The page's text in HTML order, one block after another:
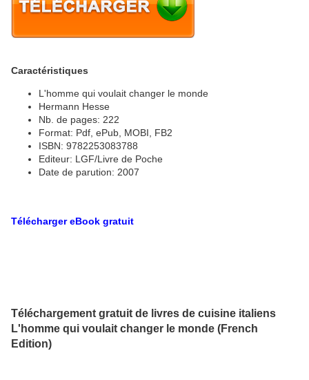
Caractéristiques
L'homme qui voulait changer le monde
Hermann Hesse
Nb. de pages: 222
Format: Pdf, ePub, MOBI, FB2
ISBN: 9782253083788
Editeur: LGF/Livre de Poche
Date de parution: 2007
Télécharger eBook gratuit
Téléchargement gratuit de livres de cuisine italiens
L'homme qui voulait changer le monde (French
Edition)